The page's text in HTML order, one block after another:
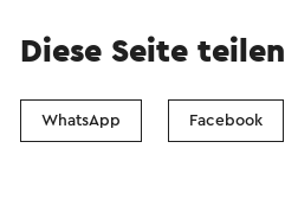
Diese Seite teilen
WhatsApp Facebook